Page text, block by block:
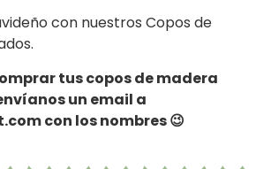
con nuestros Copos de
tus copos de madera
un email a
con los nombres😉